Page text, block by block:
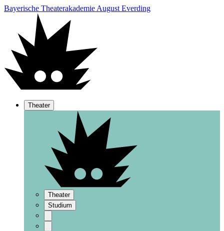
Bayerische Theaterakademie August Everding
Theater
Theater
Studium